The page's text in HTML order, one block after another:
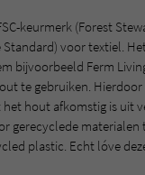
keurmerk (Forest
voor textiel.
bijvoorbeeld Ferm
te gebruiken.
hout afkomstig is uit
gerecyclede
plastic. Echt lóve